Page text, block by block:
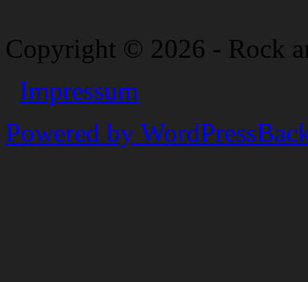
Copyright © 2026 - Rock
Impressum
Powered by WordPress